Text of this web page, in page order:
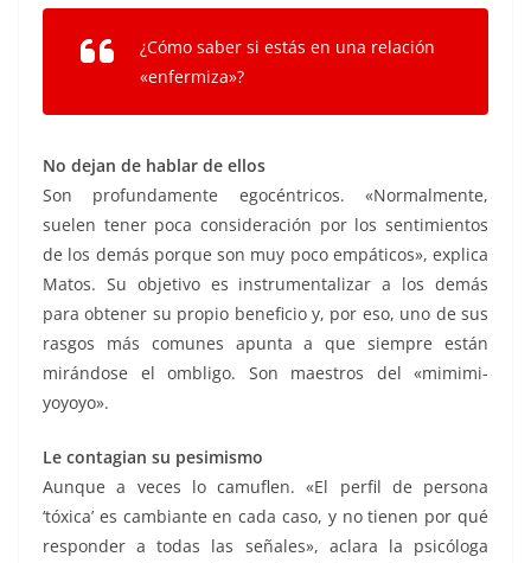
¿Cómo saber si estás en una relación
«enfermiza»?
No dejan de hablar de ellos
Son profundamente egocéntricos. «Normalmente,
suelen tener poca consideración por los sentimientos
de los demás porque son muy poco empáticos», explica
Matos. Su objetivo es instrumentalizar a los demás
para obtener su propio beneficio y, por eso, uno de sus
rasgos más comunes apunta a que siempre están
mirándose el ombligo. Son maestros del «mimimi-
yoyoyo».
Le contagian su pesimismo
Aunque a veces lo camuflen. «El perfil de persona
‘tóxica’ es cambiante en cada caso, y no tienen por qué
responder a todas las señales», aclara la psicóloga